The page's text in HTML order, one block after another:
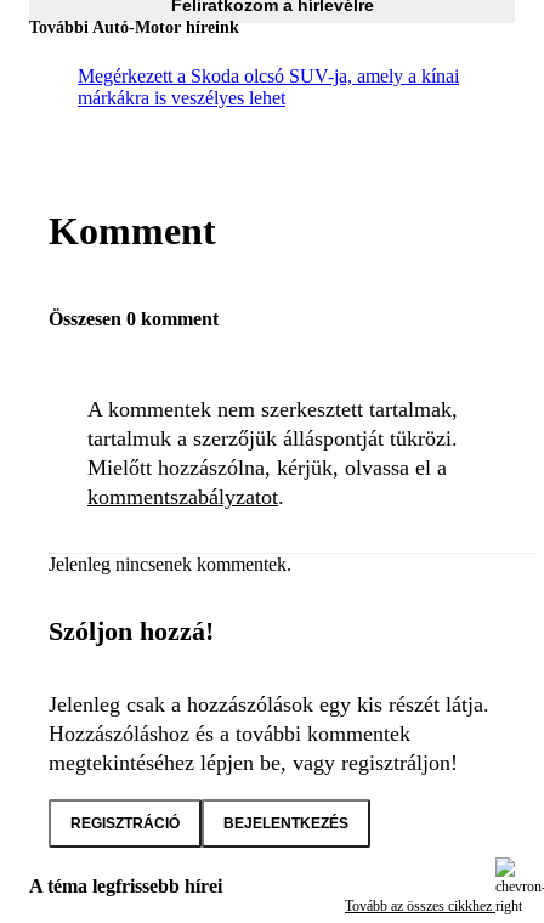
Feliratkozom a hírlevélre
További Autó-Motor híreink
Megérkezett a Skoda olcsó SUV-ja, amely a kínai
márkákra is veszélyes lehet
Komment
Összesen 0 komment
A kommentek nem szerkesztett tartalmak,
tartalmuk a szerzőjük álláspontját tükrözi.
Mielőtt hozzászólna, kérjük, olvassa el a
kommentszabályzatot.
Jelenleg nincsenek kommentek.
Szóljon hozzá!
Jelenleg csak a hozzászólások egy kis részét látja.
Hozzászóláshoz és a további kommentek
megtekintéséhez lépjen be, vagy regisztráljon!
REGISZTRÁCIÓ BEJELENTKEZÉS
A téma legfrissebb hírei
Tovább az összes cikkhez